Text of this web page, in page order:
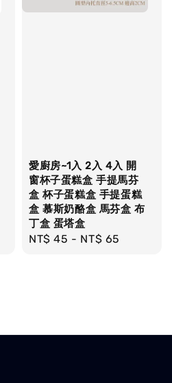
愛廚房~1入 2入 4入 開
窗杯子蛋糕盒 手提馬芬
盒 杯子蛋糕盒 手提蛋糕
盒 慕斯奶酪盒 馬芬盒 布
丁盒 蛋塔盒
Regular
NT$ 45 - NT$ 65